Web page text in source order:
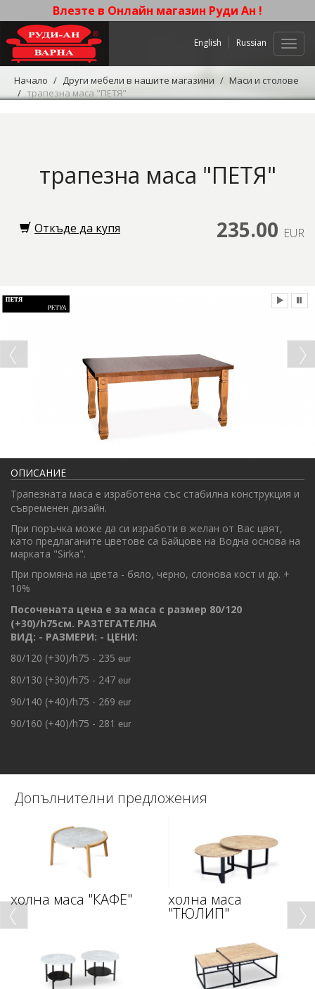
Влезте в Онлайн магазин Руди Ан !
English Russian
Начало Други мебели в нашите магазини
Маси и столове
трапезна маса "ПЕТЯ"
трапезна маса "ПЕТЯ"
235.00 EUR
Откъде да купя
ОПИСАНИЕ
Трапезната маса е изработена със стабилна конструкция и
съвременен дизайн.
При поръчка може да си изработи в желан от Вас цвят,
като предлаганите цветове са Байцове на Водна основа на
марката "Sirka".
При промяна на цвета - бяло, черно, слонова кост и др. +
10%
Посочената цена е за маса с размер 80/120
(+30)/h75см. РАЗТЕГАТЕЛНА
ВИД: - РАЗМЕРИ: - ЦЕНИ:
80/120 (+30)/h75 - 235 eur
80/130 (+30)/h75 - 247 eur
90/140 (+40)/h75 - 269 eur
90/160 (+40)/h75 - 281 eur
Допълнителни предложения
холна маса "КАФЕ" холна маса
"ТЮЛИП"